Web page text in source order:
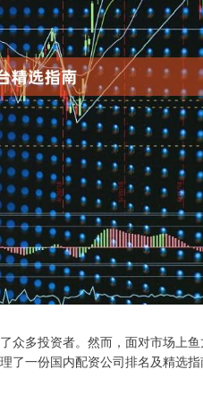
众多投资者。然而，面对市场上
了一份国内配资公司排名及精选